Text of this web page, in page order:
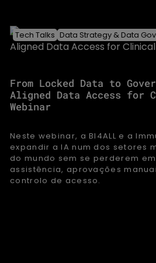
Tech Talks Data Strategy & Data
From Locked Data to
Aligned Data Access for
Webinar
Neste webinar, a BI4ALL e a
expandir a IA num dos setores
do mundo sem se perderem
assistência, aprovações
controlo de acesso.